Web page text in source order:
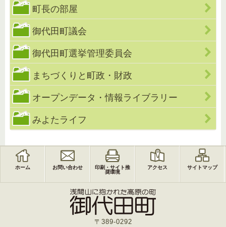
町長の部屋
御代田町議会
御代田町選挙管理委員会
まちづくりと町政・財政
オープンデータ・情報ライブラリー
みよたライフ
ホーム お問い合わせ
印刷・サイト推
奨環境
アクセス サイトマップ
〒389-0292